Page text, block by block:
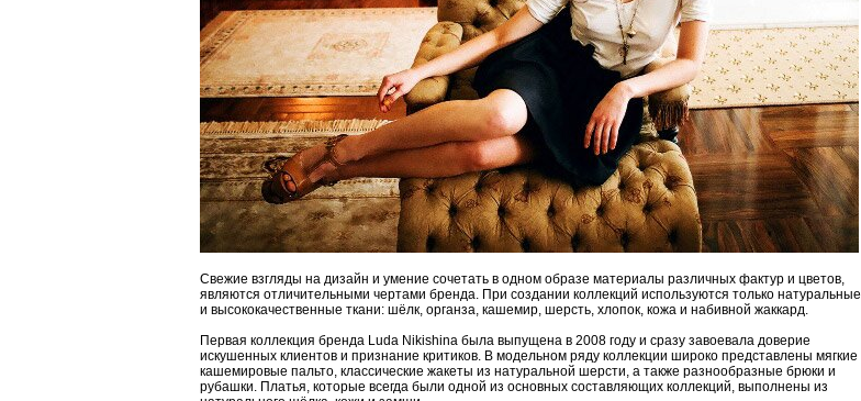
Свежие взгляды на дизайн и умение сочетать в одном образе материалы различных фактур и цветов,
являются отличительными чертами бренда. При создании коллекций используются только натуральные
и высококачественные ткани: шёлк, органза, кашемир, шерсть, хлопок, кожа и набивной жаккард.
Первая коллекция бренда Luda Nikishina была выпущена в 2008 году и сразу завоевала доверие
искушенных клиентов и признание критиков. В модельном ряду коллекции широко представлены мягкие
кашемировые пальто, классические жакеты из натуральной шерсти, а также разнообразные брюки и
рубашки. Платья, которые всегда были одной из основных составляющих коллекций, выполнены из